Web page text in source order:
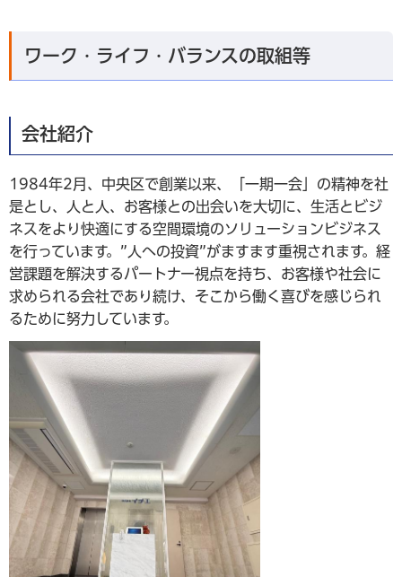
ワーク・ライフ・バランスの取組等
会社紹介
1984年2月、中央区で創業以来、「一期一会」の精神を社
是とし、人と人、お客様との出会いを大切に、生活とビジ
ネスをより快適にする空間環境のソリューションビジネス
を行っています。”人への投資”がますます重視されます。経
営課題を解決するパートナー視点を持ち、お客様や社会に
求められる会社であり続け、そこから働く喜びを感じられ
るために努力しています。